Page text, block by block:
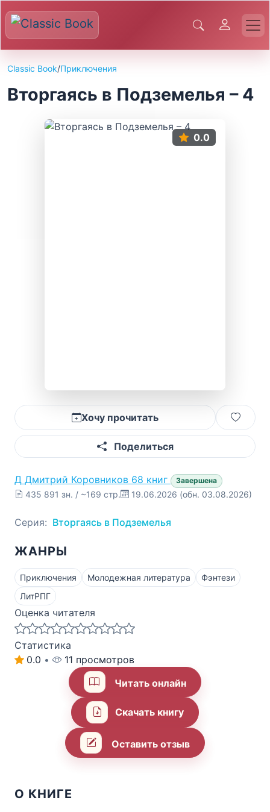
Classic Book/Приключения
Вторгаясь в Подземелья – 4
0.0
Хочу прочитать
Поделиться
Д Дмитрий Коровников 68 книг Завершена
435 891 зн. / ~169 стр. 19.06.2026 (обн. 03.08.2026)
Серия: Вторгаясь в Подземелья
ЖАНРЫ
Приключения Молодежная литература
Фэнтези
ЛитРПГ
Оценка читателя
Статистика
0.0 •
11 просмотров
Читать онлайн
Скачать книгу
Оставить отзыв
О КНИГЕ